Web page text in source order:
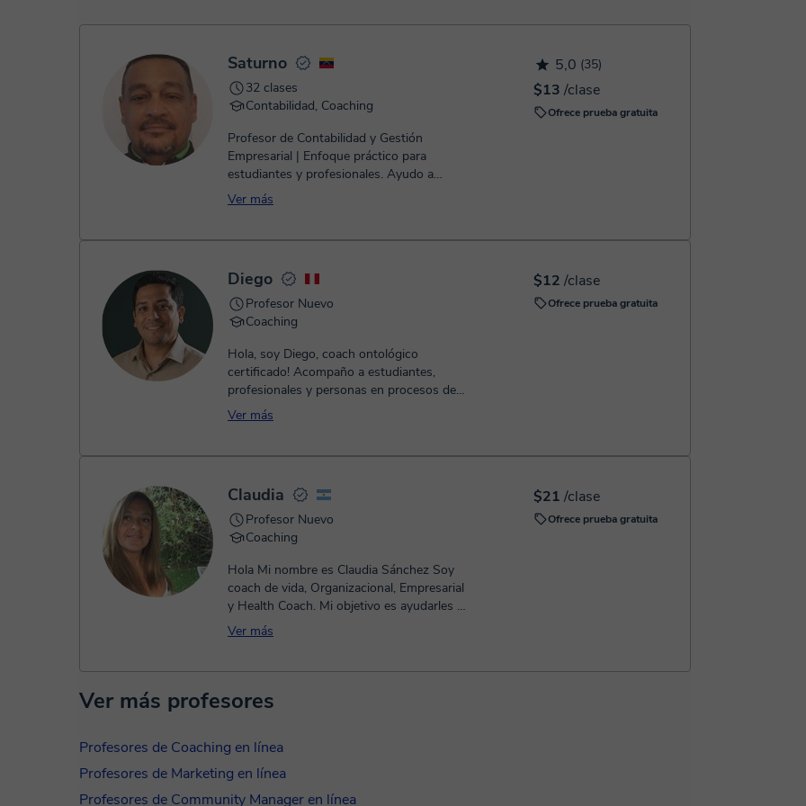
Una vez realices el pago de la clase, recibirás un email de confirmación de la reserva.
5,0 (35)
$13 /clase
Ofrece prueba gratuita
Saturno
32 clases
Contabilidad, Coaching
Profesor de Contabilidad y Gestión
Empresarial | Enfoque práctico para
estudiantes y profesionales. Ayudo a
estudiantes universitarios y profesionale...
Ver más
$12 /clase
Ofrece prueba gratuita
Diego
Profesor Nuevo
Coaching
Hola, soy Diego, coach ontológico
certificado! Acompaño a estudiantes,
profesionales y personas en procesos de
cambio que se sienten estancadas o sin...
Ver más
$21 /clase
Ofrece prueba gratuita
Claudia
Profesor Nuevo
Coaching
Hola Mi nombre es Claudia Sánchez Soy
coach de vida, Organizacional, Empresarial
y Health Coach. Mi objetivo es ayudarles a
alcanzar su máximo potenc...
Ver más
Ver más profesores
Profesores de Coaching en línea
Profesores de Marketing en línea
Profesores de Community Manager en línea